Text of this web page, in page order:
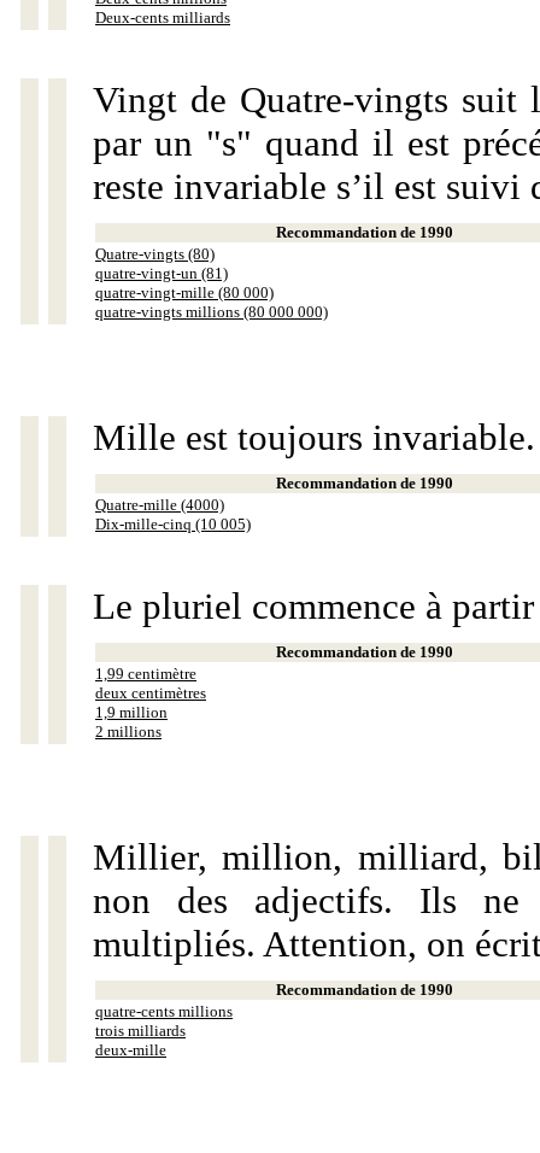
Deux-cents milliards
Vingt de Quatre-vingts suit
par un "s" quand il est
reste invariable s’il est suivi
Recommandation de 1990
Quatre-vingts (80)
quatre-vingt-un (81)
quatre-vingt-mille (80 000)
quatre-vingts millions (80 000 000)
Mille est toujours invariable.
Recommandation de 1990
Quatre-mille (4000)
Dix-mille-cinq (10 005)
Le pluriel commence à
Recommandation de 1990
1,99 centimètre
deux centimètres
1,9 million
2 millions
Millier, million, milliard,
non des adjectifs. Ils ne
multipliés. Attention, on
Recommandation de 1990
quatre-cents millions
trois milliards
deux-mille